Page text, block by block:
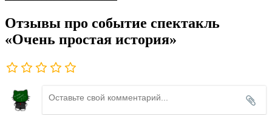
Отзывы про событие спектакль
«Очень простая история»